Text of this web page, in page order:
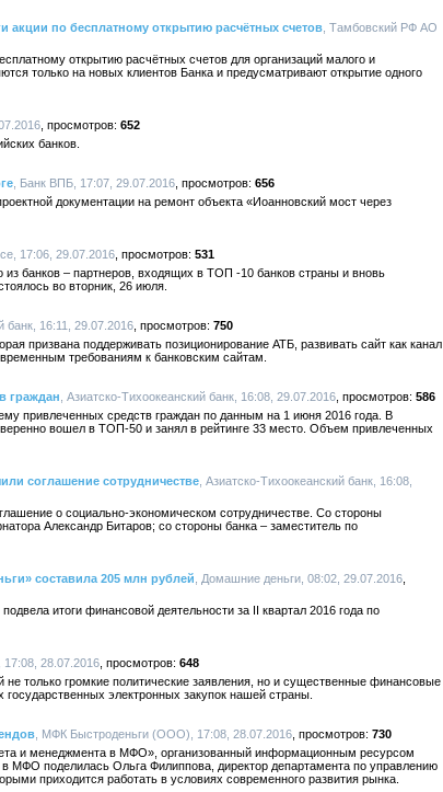
по бесплатному открытию расчётных счетов , Тамбовский РФ АО
открытию расчётных счетов для организаций малого и
только на новых клиентов Банка и предусматривают открытие одного
652
банков.
, Банк ВПБ, 17:07, 29.07.2016
656
документации на ремонт объекта «Иоанновский мост через
17:06, 29.07.2016
531
из банков – партнеров, входящих в ТОП -10 банков страны и вновь
во вторник, 26 июля.
банк, 16:11, 29.07.2016
750
призвана поддерживать позиционирование АТБ, развивать сайт как канал
требованиям к банковским сайтам.
граждан , Азиатско-Тихоокеанский банк, 16:08, 29.07.2016
586
привлеченных средств граждан по данным на 1 июня 2016 года. В
вошел в ТОП-50 и занял в рейтинге 33 место. Объем привлеченных
соглашение сотрудничестве , Азиатско-Тихоокеанский банк, 16:08,
о социально-экономическом сотрудничестве. Со стороны
Александр Битаров; со стороны банка – заместитель по
составила 205 млн рублей , Домашние деньги, 08:02, 29.07.2016
итоги финансовой деятельности за II квартал 2016 года по
17:08, 28.07.2016
648
только громкие политические заявления, но и существенные финансовые
электронных закупок нашей страны.
, МФК Быстроденьги (ООО), 17:08, 28.07.2016
730
и менеджмента в МФО», организованный информационным ресурсом
МФО поделилась Ольга Филиппова, директор департамента по управлению
приходится работать в условиях современного развития рынка.